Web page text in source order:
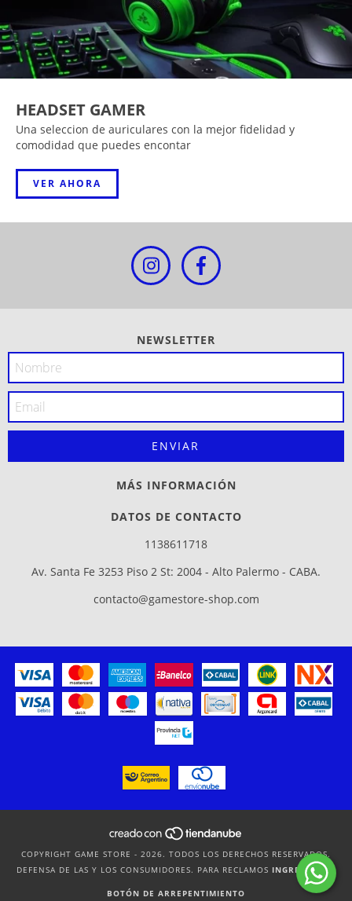
HEADSET GAMER
Una seleccion de auriculares con la mejor fidelidad y
comodidad que puedes encontar
VER AHORA
NEWSLETTER
MÁS INFORMACIÓN
DATOS DE CONTACTO
1138611718
Av. Santa Fe 3253 Piso 2 St: 2004 - Alto Palermo - CABA.
contacto@gamestore-shop.com
COPYRIGHT GAME STORE - 2026. TODOS LOS DERECHOS RESERVADOS.
DEFENSA DE LAS Y LOS CONSUMIDORES. PARA RECLAMOS INGRESÁ ACÁ.
BOTÓN DE ARREPENTIMIENTO